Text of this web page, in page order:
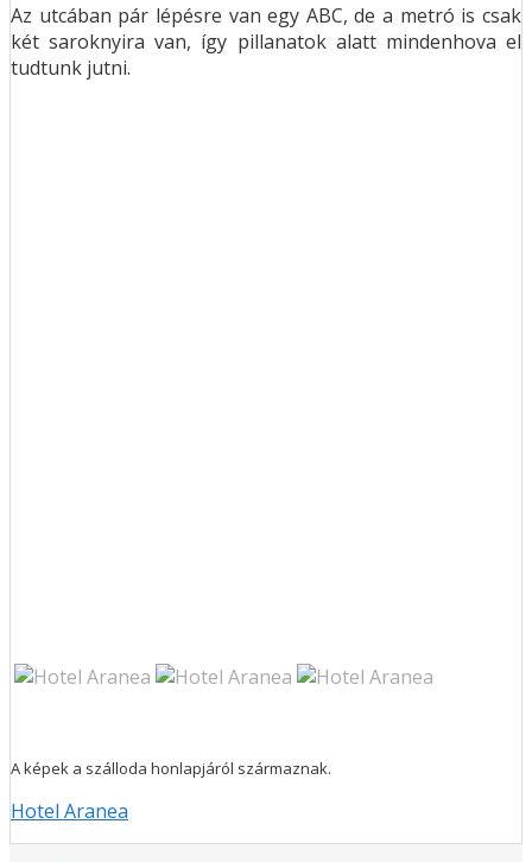
Az utcában pár lépésre van egy ABC, de a metró is csak
két saroknyira van, így pillanatok alatt mindenhova el
tudtunk jutni.
A képek a szálloda honlapjáról származnak.
Hotel Aranea